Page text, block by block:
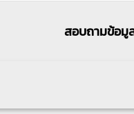
สอบถามข้อมู